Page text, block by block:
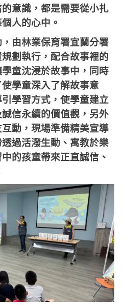
意識，都是需要從小扎
人的心中。
由林業保育署宜蘭分署
劃執行，配合故事裡的
童沈浸於故事中，同時
學童深入了解故事意
學習方式，使學童建立
信永續的價值觀，另外
動，現場準備精美宣導
過活潑生動、寓教於樂
的孩童帶來正直誠信、